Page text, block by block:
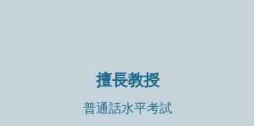
擅長教授
普通話水平考試